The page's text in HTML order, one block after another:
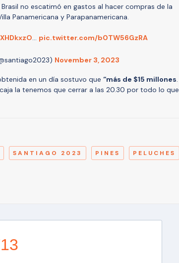
no escatimó en gastos al hacer compras de la
Panamericana y Parapanamericana.
… pic.twitter.com/b0TW56GzRA
November 3, 2023
en un día sostuvo que “más de $15 millones.
la tenemos que cerrar a las 20.30 por todo lo que
SANTIAGO 2023 PINES PELUCHES